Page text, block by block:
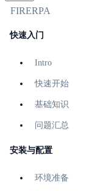
FIRERPA
快速入门
Intro
快速开始
基础知识
问题汇总
安装与配置
环境准备